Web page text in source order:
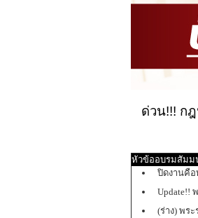
ด่วน!!! ก
หัวข้ออบรมสัมม
ปิดงานคื
Update!!
(ร่าง) พร